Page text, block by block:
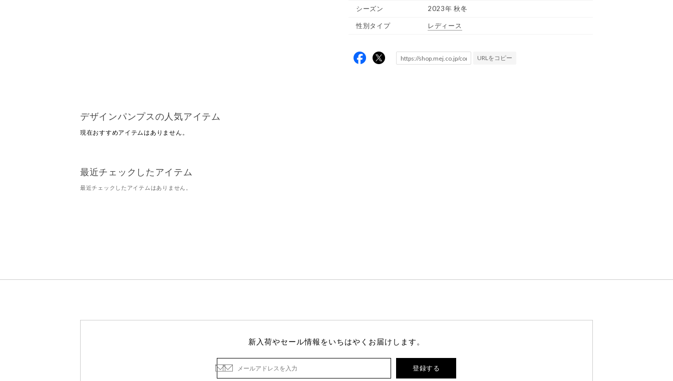
シーズン 2023年 秋冬
性別タイプ レディース
URLをコピー
デザインパンプスの人気アイテム
現在おすすめアイテムはありません。
最近チェックしたアイテム
最近チェックしたアイテムはありません。
新入荷やセール情報をいちはやくお届けします。
登録する